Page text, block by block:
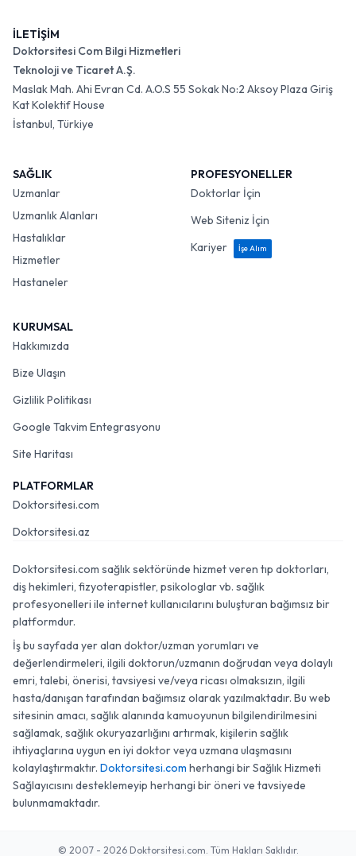
İLETİŞİM
Doktorsitesi Com Bilgi Hizmetleri
Teknoloji ve Ticaret A.Ş.
Maslak Mah. Ahi Evran Cd. A.O.S 55 Sokak No:2 Aksoy Plaza Giriş
Kat Kolektif House
İstanbul, Türkiye
SAĞLIK
Uzmanlar
Uzmanlık Alanları
Hastalıklar
Hizmetler
Hastaneler
PROFESYONELLER
Doktorlar İçin
Web Siteniz İçin
Kariyer
İşe Alım
KURUMSAL
Hakkımızda
Bize Ulaşın
Gizlilik Politikası
Google Takvim Entegrasyonu
Site Haritası
PLATFORMLAR
Doktorsitesi.com
Doktorsitesi.az
Doktorsitesi.com sağlık sektöründe hizmet veren tıp doktorları,
diş hekimleri, fizyoterapistler, psikologlar vb. sağlık
profesyonelleri ile internet kullanıcılarını buluşturan bağımsız bir
platformdur.
İş bu sayfada yer alan doktor/uzman yorumları ve
değerlendirmeleri, ilgili doktorun/uzmanın doğrudan veya dolaylı
emri, talebi, önerisi, tavsiyesi ve/veya ricası olmaksızın, ilgili
hasta/danışan tarafından bağımsız olarak yazılmaktadır. Bu web
sitesinin amacı, sağlık alanında kamuoyunun bilgilendirilmesini
sağlamak, sağlık okuryazarlığını artırmak, kişilerin sağlık
ihtiyaçlarına uygun en iyi doktor veya uzmana ulaşmasını
kolaylaştırmaktır. Doktorsitesi.com herhangi bir Sağlık Hizmeti
Sağlayıcısını desteklemeyip herhangi bir öneri ve tavsiyede
bulunmamaktadır.
© 2007 - 2026 Doktorsitesi.com. Tüm Hakları Saklıdır.